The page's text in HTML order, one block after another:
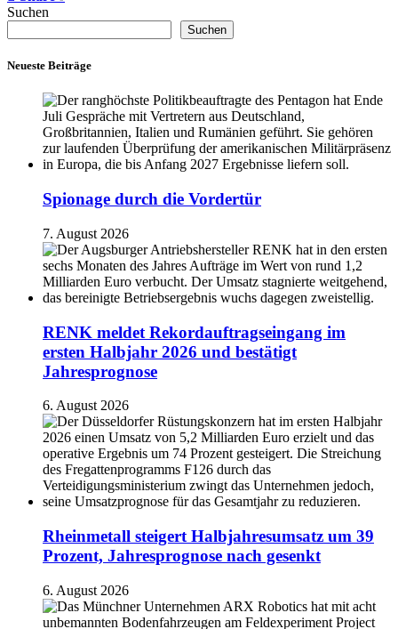
Suchen
Suchen
Neueste Beiträge
Spionage durch die Vordertür
7. August 2026
RENK meldet Rekordauftragseingang im
ersten Halbjahr 2026 und bestätigt
Jahresprognose
6. August 2026
Rheinmetall steigert Halbjahresumsatz um 39
Prozent, Jahresprognose nach gesenkt
6. August 2026